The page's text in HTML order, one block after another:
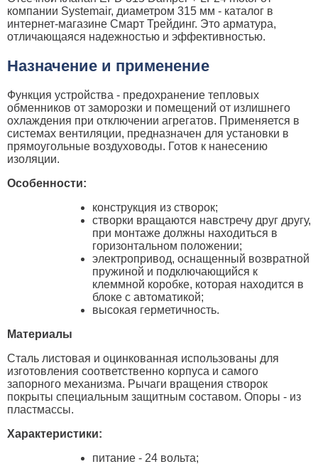
компании Systemair, диаметром 315 мм - каталог в
интернет-магазине Смарт Трейдинг. Это арматура,
отличающаяся надежностью и эффективностью.
Назначение и применение
Функция устройства - предохранение тепловых
обменников от заморозки и помещений от излишнего
охлаждения при отключении агрегатов. Применяется в
системах вентиляции, предназначен для установки в
прямоугольные воздуховоды. Готов к нанесению
изоляции.
Особенности:
конструкция из створок;
створки вращаются навстречу друг другу,
при монтаже должны находиться в
горизонтальном положении;
электропривод, оснащенный возвратной
пружиной и подключающийся к
клеммной коробке, которая находится в
блоке с автоматикой;
высокая герметичность.
Материалы
Сталь листовая и оцинкованная использованы для
изготовления соответственно корпуса и самого
запорного механизма. Рычаги вращения створок
покрыты специальным защитным составом. Опоры - из
пластмассы.
Характеристики:
питание - 24 вольта;